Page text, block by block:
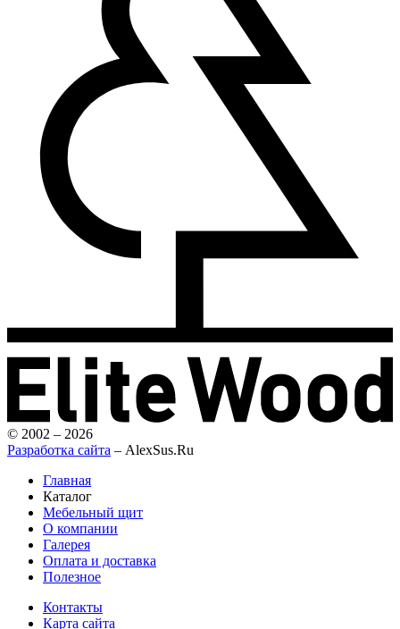
© 2002 – 2026
Разработка сайта – AlexSus.Ru
Главная
Каталог
Мебельный щит
О компании
Галерея
Оплата и доставка
Полезное
Контакты
Карта сайта